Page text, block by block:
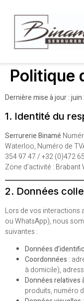
Politique
Dernière mise à jour :
1. Identité du
Serrurerie Binamé
Waterloo, Numéro de
354 97 47 / +32 (0)472
Zone d’activité :
2. Données
Lors de vos interactions
ou WhatsApp), nous
suivantes :
Données
Coordonnées :
à domicile),
Données relatives
produits, numéro